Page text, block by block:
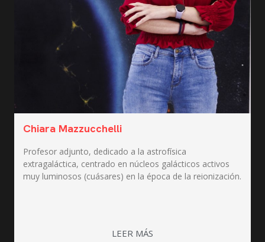
Chiara Mazzucchelli
Profesor adjunto, dedicado a la astrofísica
extragaláctica, centrado en núcleos galácticos activos
muy luminosos (cuásares) en la época de la reionización.
LEER MÁS